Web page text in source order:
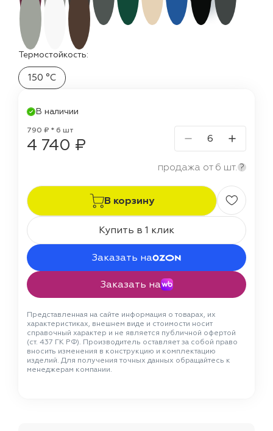
Термостойкость:
150 °C
В наличии
790 ₽ * 6 шт
4 740 ₽
продажа от 6 шт. ?
В корзину
Купить в 1 клик
Заказать на
Заказать на
Представленная на сайте информация о товарах, их
характеристиках, внешнем виде и стоимости носит
справочный характер и не является публичной офертой
(ст. 437 ГК РФ). Производитель оставляет за собой право
вносить изменения в конструкцию и комплектацию
изделий. Для получения точных данных обращайтесь к
менеджерам компании.